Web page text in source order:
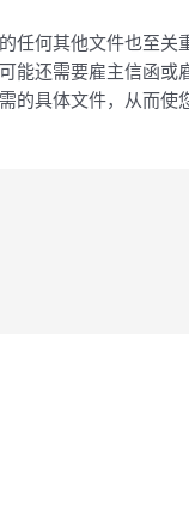
任何其他文件也至
能还需要雇主信函
具体文件，从而使